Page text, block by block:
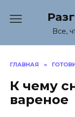
содержаниюВсе,
ГЛАВНАЯ »
К чему
вареное